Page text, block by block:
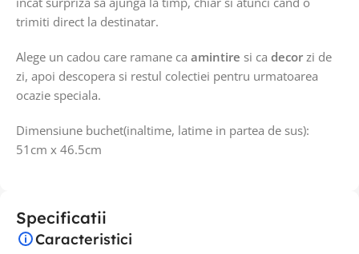
trimiti direct la destinatar.
Alege un cadou care ramane ca amintire si ca decor zi de
zi, apoi descopera si restul colectiei pentru urmatoarea
ocazie speciala.
Dimensiune buchet(inaltime, latime in partea de sus):
51cm x 46.5cm
Specificatii
Caracteristici